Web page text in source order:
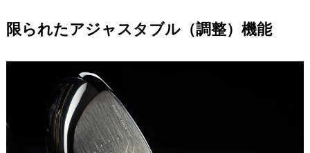
限られたアジャスタブル（調整）機能